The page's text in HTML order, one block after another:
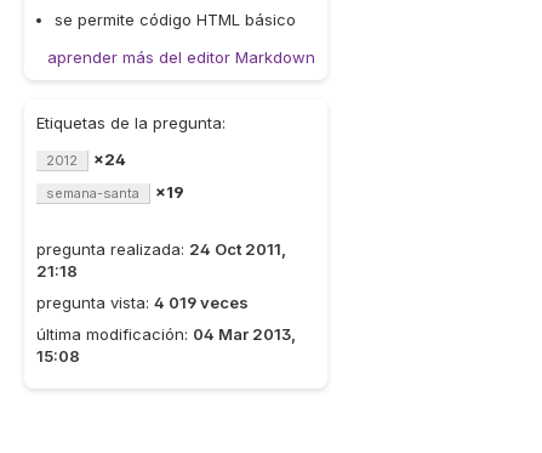
se permite código HTML básico
aprender más del editor Markdown
Etiquetas de la pregunta:
2012 ×24
semana-santa ×19
pregunta realizada: 24 Oct 2011,
21:18
pregunta vista: 4 019 veces
última modificación: 04 Mar 2013,
15:08